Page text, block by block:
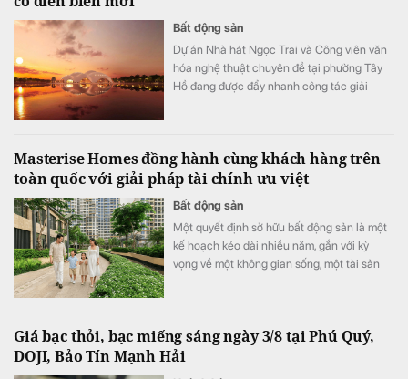
Bất động sản
Dự án Nhà hát Ngọc Trai và Công viên văn
hóa nghệ thuật chuyên đề tại phường Tây
Hồ đang được đẩy nhanh công tác giải
Masterise Homes đồng hành cùng khách hàng trên
toàn quốc với giải pháp tài chính ưu việt
Bất động sản
Một quyết định sở hữu bất động sản là một
kế hoạch kéo dài nhiều năm, gắn với kỳ
vọng về một không gian sống, một tài sản
vọng nhiều hơn vào khả năng đồng hành
của nhà phát triển trong suốt hành trình an
Giá bạc thỏi, bạc miếng sáng ngày 3/8 tại Phú Quý,
DOJI, Bảo Tín Mạnh Hải